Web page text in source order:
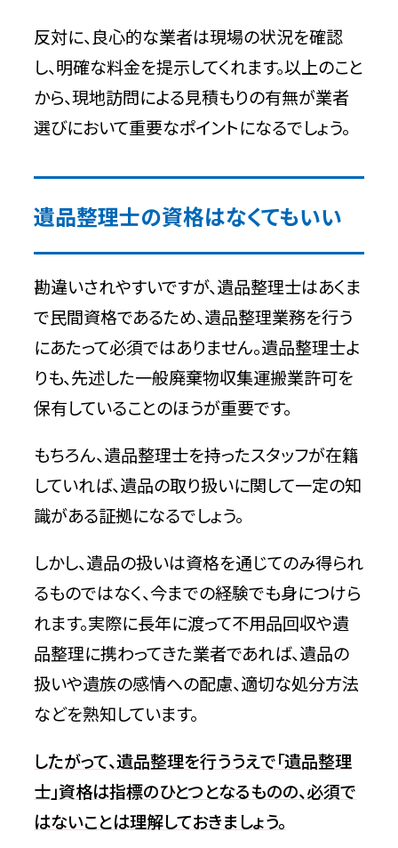
反対に、良心的な業者は現場の状況を確認
し、明確な料金を提示してくれます。以上のこと
から、現地訪問による見積もりの有無が業者
選びにおいて重要なポイントになるでしょう。
遺品整理士の資格はなくてもいい
勘違いされやすいですが、遺品整理士はあくま
で民間資格であるため、遺品整理業務を行う
にあたって必須ではありません。遺品整理士よ
りも、先述した一般廃棄物収集運搬業許可を
保有していることのほうが重要です。
もちろん、遺品整理士を持ったスタッフが在籍
していれば、遺品の取り扱いに関して一定の知
識がある証拠になるでしょう。
しかし、遺品の扱いは資格を通じてのみ得られ
るものではなく、今までの経験でも身につけら
れます。実際に長年に渡って不用品回収や遺
品整理に携わってきた業者であれば、遺品の
扱いや遺族の感情への配慮、適切な処分方法
などを熟知しています。
したがって、遺品整理を行ううえで「遺品整理
士」資格は指標のひとつとなるものの、必須で
はないことは理解しておきましょう。